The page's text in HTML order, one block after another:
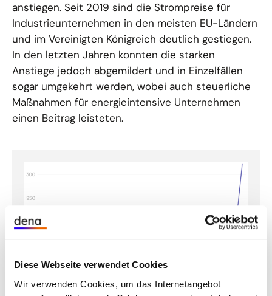
Diese Webseite verwendet Cookies
Wir verwenden Cookies, um das Internetangebot
anstiegen. Seit 2019 sind die Strompreise für
Industrieunternehmen in den meisten EU-Ländern
und im Vereinigten Königreich deutlich gestiegen.
In den letzten Jahren konnten die starken
Anstiege jedoch abgemildert und in Einzelfällen
sogar umgekehrt werden, wobei auch steuerliche
Maßnahmen für energieintensive Unternehmen
einen Beitrag leisteten.